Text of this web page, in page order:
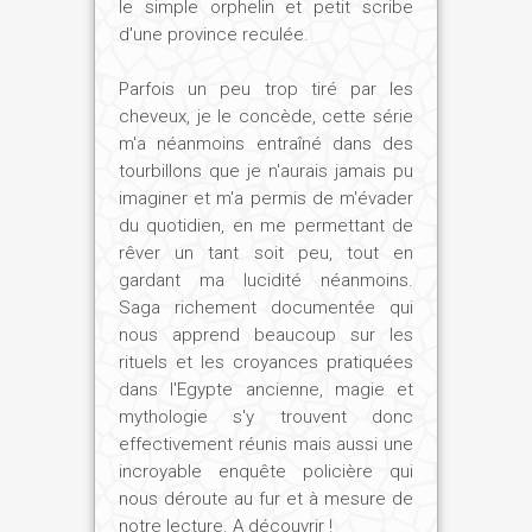
Une telle dérive ne pouvait aboutir qu'à
l'explosion des Deux Terres, la Haute et la
Basse-Egypte, que Pharaon devait réunir
pour assurer la prospérité du pays.
Un choc frontal était donc inévitable. Ou
bien le pouvoir pharaonique s'affaiblissait,
au risque de disparaître et d'entraîner
dans sa chute toute une civilisation, ou
bien les chefs de province s'inclinaient et
perdaient leurs privilèges. Vu la
personnalité du troisième des Sésostris
et son sens de la fonction vitale qu'il
remplissait, hors de question de reculer,
même si la réunification exigeait une
guerre civile – que le roi fera tout pour
éviter.
le simple orphelin et petit scribe
d'une province reculée.
Parfois un peu trop tiré par les
cheveux, je le concède, cette série
m'a néanmoins entraîné dans des
tourbillons que je n'aurais jamais pu
imaginer et m'a permis de m'évader
du quotidien, en me permettant de
rêver un tant soit peu, tout en
gardant ma lucidité néanmoins.
Saga richement documentée qui
nous apprend beaucoup sur les
rituels et les croyances pratiquées
dans l'Egypte ancienne, magie et
mythologie s'y trouvent donc
effectivement réunis mais aussi une
incroyable enquête policière qui
nous déroute au fur et à mesure de
notre lecture. A découvrir !